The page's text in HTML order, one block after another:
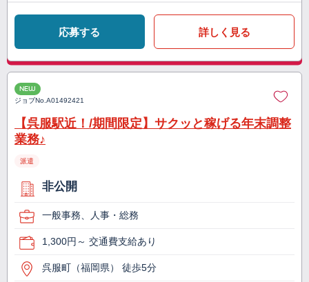
応募する 詳しく見る
NEW
ジョブNo.A01492421
【呉服駅近！/期間限定】サクッと稼げる年末調整
業務♪
派遣
非公開
一般事務、人事・総務
1,300円～ 交通費支給あり
呉服町（福岡県） 徒歩5分